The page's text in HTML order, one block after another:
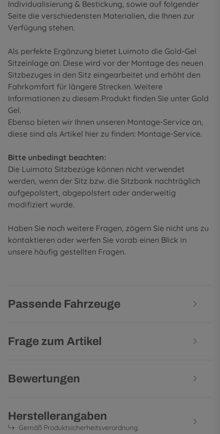
Individualisierung & Bestickung, sowie auf folgender
Seite die verschiedensten Materialien, die Ihnen zur
Verfügung stehen.
Als perfekte Ergänzung bietet Luimoto die Gold-Gel
Sitzeinlage an. Diese wird vor der Montage des neuen
Sitzbezuges in den Sitz eingearbeitet und erhöht den
Fahrkomfort für längere Strecken. Weitere
Informationen zu diesem Produkt finden Sie unter Gold
Gel.
Ebenso bieten wir Ihnen unseren Montage-Service an,
diese sind als Artikel hier zu finden: Montage-Service.
Bitte unbedingt beachten:
Die Luimoto Sitzbezüge können nicht verwendet
werden, wenn der Sitz bzw. die Sitzbank nachträglich
aufgepolstert, abgepolstert oder anderweitig
modifiziert wurde.
Haben Sie noch weitere Fragen, zögern Sie nicht uns zu
kontaktieren oder werfen Sie vorab einen Blick in
unsere häufig gestellten Fragen.
Passende Fahrzeuge
Frage zum Artikel
Bewertungen
Herstellerangaben
Gemäß Produktsicherheitsverordnung